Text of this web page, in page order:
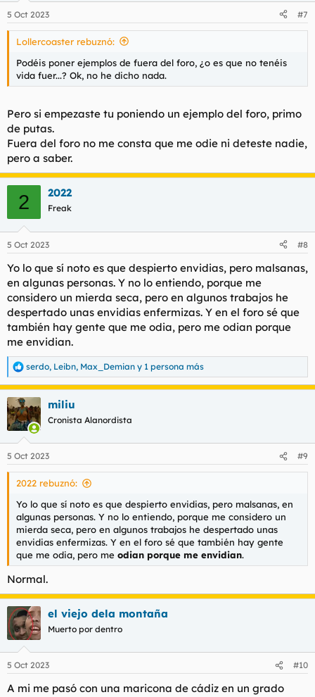
e
s
5 Oct 2023 #7
Lollercoaster rebuznó:
Podéis poner ejemplos de fuera del foro, ¿o es que no tenéis
vida fuer...? Ok, no he dicho nada.
Pero si empezaste tu poniendo un ejemplo del foro, primo
de putas.
Fuera del foro no me consta que me odie ni deteste nadie,
pero a saber.
2 2022
Freak
5 Oct 2023 #8
Yo lo que sí noto es que despierto envidias, pero malsanas,
en algunas personas. Y no lo entiendo, porque me
considero un mierda seca, pero en algunos trabajos he
despertado unas envidias enfermizas. Y en el foro sé que
también hay gente que me odia, pero me odian porque
me envidian.
R
e
a
c
c
i
e
s
serdo, Leibn, Max_Demian y 1 persona más
miliu
Cronista Alanordista
5 Oct 2023 #9
2022 rebuznó:
Yo lo que sí noto es que despierto envidias, pero malsanas, en
algunas personas. Y no lo entiendo, porque me considero un
mierda seca, pero en algunos trabajos he despertado unas
envidias enfermizas. Y en el foro sé que también hay gente
que me odia, pero me odian porque me envidian.
Normal.
el viejo dela montaña
Muerto por dentro
5 Oct 2023 #10
A mi me pasó con una maricona de cádiz en un grado